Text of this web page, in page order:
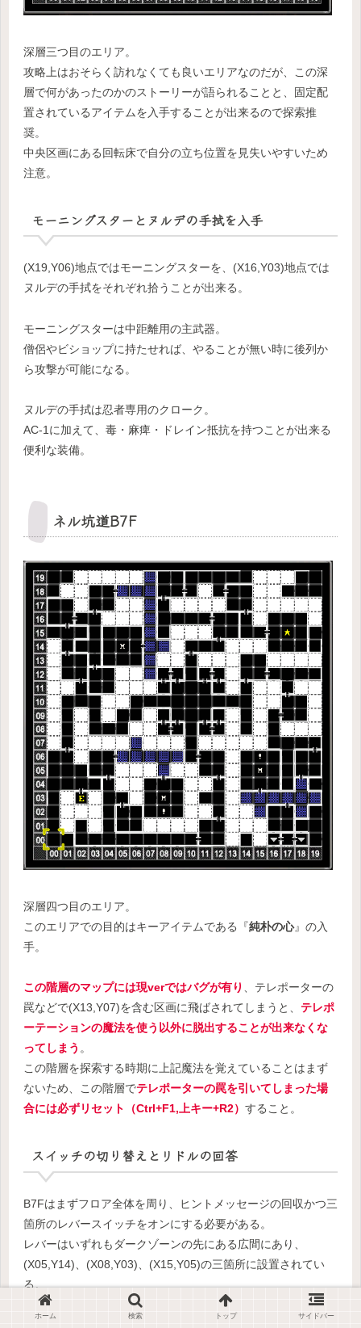
深層三つ目のエリア。
攻略上はおそらく訪れなくても良いエリアなのだが、この深
層で何があったのかのストーリーが語られることと、固定配
置されているアイテムを入手することが出来るので探索推
奨。
中央区画にある回転床で自分の立ち位置を見失いやすいため
注意。
モーニングスターとヌルデの手拭を入手
(X19,Y06)地点ではモーニングスターを、(X16,Y03)地点では
ヌルデの手拭をそれぞれ拾うことが出来る。
モーニングスターは中距離用の主武器。
僧侶やビショップに持たせれば、やることが無い時に後列か
ら攻撃が可能になる。
ヌルデの手拭は忍者専用のクローク。
AC-1に加えて、毒・麻痺・ドレイン抵抗を持つことが出来る
便利な装備。
ネル坑道B7F
深層四つ目のエリア。
このエリアでの目的はキーアイテムである『純朴の心』の入
手。
この階層のマップには現verではバグが有り 、テレポーターの
罠などで(X13,Y07)を含む区画に飛ばされてしまうと、 テレポ
ーテーションの魔法を使う以外に脱出することが出来なくな
ってしまう 。
この階層を探索する時期に上記魔法を覚えていることはまず
ないため、この階層でテレポーターの罠を引いてしまった場
合には必ずリセット（Ctrl+F1,上キー+R2） すること。
スイッチの切り替えとリドルの回答
B7Fはまずフロア全体を周り、ヒントメッセージの回収かつ三
箇所のレバースイッチをオンにする必要がある。
レバーはいずれもダークゾーンの先にある広間にあり、
(X05,Y14)、(X08,Y03)、(X15,Y05)の三箇所に設置されてい
る。
ホーム 検索 トップ サイドバー